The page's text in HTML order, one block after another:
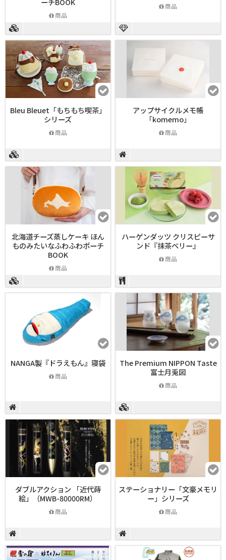
商品
商品
Bleu Bleuet「もちもち喫茶」
シリーズ
商品
アップサイクルメモ帳
「komemo」
商品
北海道チーズ蒸しケーキ ほん
ものみたいなふわふわポーチ
BOOK
商品
ハーゲンダッツ クリスピーサ
ンド『抹茶ベリー』
商品
NANGA製『ドラえもん』寝袋
商品
The Premium NIPPON Taste
富士月兎図
商品
ダブルアクション 「近代蒔
絵」（MWB-80000RM）
商品
ステーショナリー「文豪メモリ
ー」シリーズ
商品